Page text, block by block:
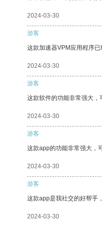
2024-03-30
游客
这款加速器VPM应用程序已
2024-03-30
游客
这款软件的功能非常强大，
2024-03-30
游客
这款app的功能非常强大，
2024-03-30
游客
这款app是我社交的好帮手
2024-03-30